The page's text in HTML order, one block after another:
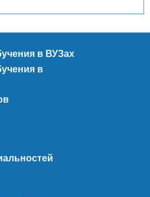
в ВУЗах
в